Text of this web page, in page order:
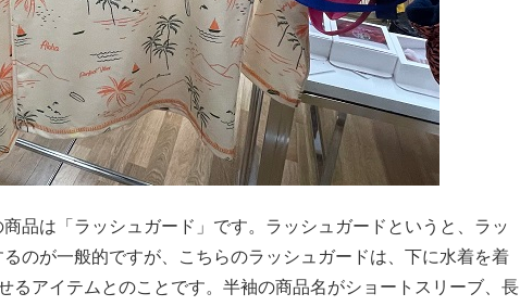
品は「ラッシュガード」です。ラッシュガードというと、ラッ
のが一般的ですが、こちらのラッシュガードは、下に水着を着
るアイテムとのことです。半袖の商品名がショートスリーブ、長